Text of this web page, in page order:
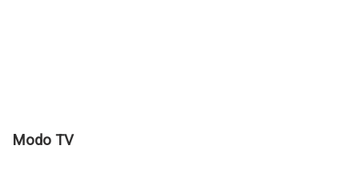
Modo TV